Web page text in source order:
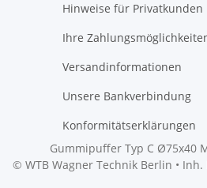
Hinweise für Privatkunden
Ihre
Versandinformationen
Unsere Bankverbindung
Konformitätserklärungen
Gummipuffer Typ C Ø75x40
© WTB Wagner Technik Berlin • Inh.